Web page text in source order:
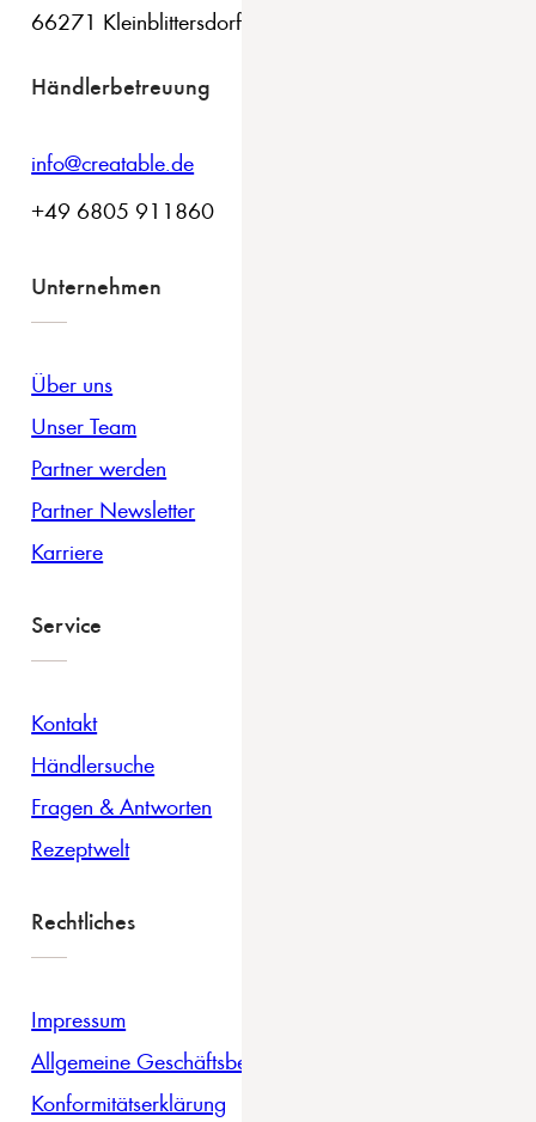
66271 Kleinblittersdorf
Händlerbetreuung
info@creatable.de
+49 6805 911860
Unternehmen
Über uns
Unser Team
Partner werden
Partner Newsletter
Karriere
Service
Kontakt
Händlersuche
Fragen & Antworten
Rezeptwelt
Rechtliches
Impressum
Allgemeine Geschäftsbedingungen
Konformitätserklärung